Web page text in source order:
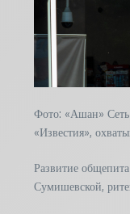
Фото: «Ашан» Сеть
«Известия»,
Развитие
Сумишевской,